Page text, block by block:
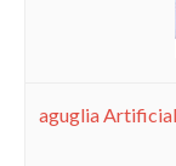
aguglia